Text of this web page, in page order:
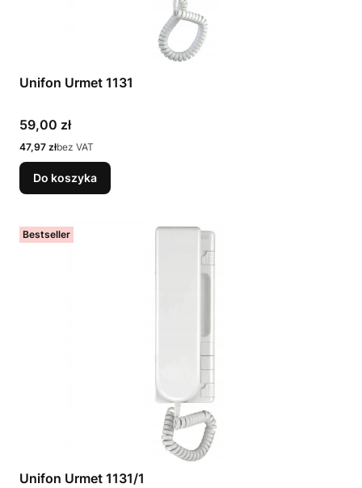
Unifon Urmet 1131
Cena
59,00 zł
Cena
47,97 złbez VAT
Do koszyka
Bestseller
Unifon Urmet 1131/1